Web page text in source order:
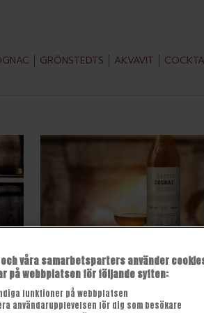
GRÖNSTEDTS AKVAVIT
Cognac till jul en svensk
specialitet
våra samarbetsparters använder
på webbplatsen för följande syften:
funktioner på webbplatsen
användarupplevelsen för dig som besökare